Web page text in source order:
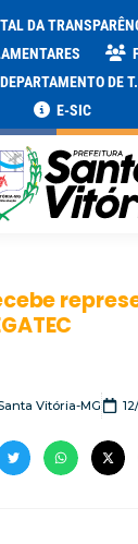
DA
DEPARTAMENTO DE
E-SIC
Vitória-MG